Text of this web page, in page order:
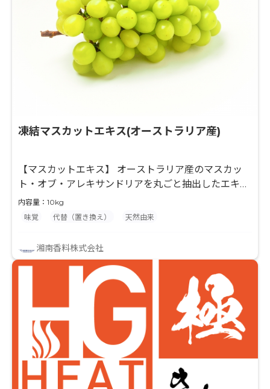
凍結マスカットエキス(オーストラリア産)
【マスカットエキス】 オーストラリア産のマスカッ
ト・オブ・アレキサンドリアを丸ごと抽出したエキス
です。 品種由来の芳醇な甘さと紅茶のような華やかさ
のある風味が特徴です。 【抽出技術】 凍結したフル
加熱の条件下による当社独自技術でエキスを抽出しま
す。 当社エキスは加熱による変性や酸化劣化を最小限
に抑え、フレッシュなフルーツ本来の味わいを有する
エキスになります。
内容量：10kg
味覚
代替（置き換え） 天然由来
湘南香料株式会社